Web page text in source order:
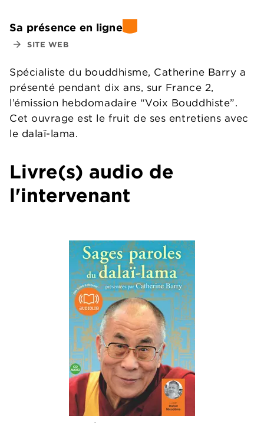
Spécialiste du bouddhisme, Catherine Barry a
présenté pendant dix ans, sur France 2,
l’émission hebdomadaire “Voix Bouddhiste”.
Cet ouvrage est le fruit de ses entretiens avec
le dalaï-lama.
Sa présence en ligne
arrow_forward SITE WEB
Livre(s) audio de
l'intervenant